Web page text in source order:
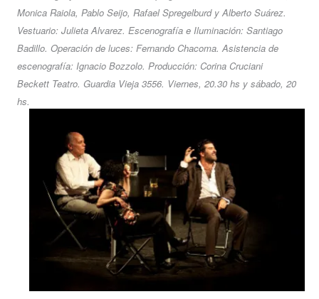
Monica Raiola, Pablo Seijo, Rafael Spregelburd y Alberto Suárez.
Vestuario: Julieta Alvarez. Escenografía e Iluminación: Santiago
Badillo. Operación de luces: Fernando Chacoma. Asistencia de
escenografía: Ignacio Bozzolo. Producción: Corina Cruciani
Beckett Teatro. Guardia Vieja 3556. Viernes, 20.30 hs y sábado, 20
hs.